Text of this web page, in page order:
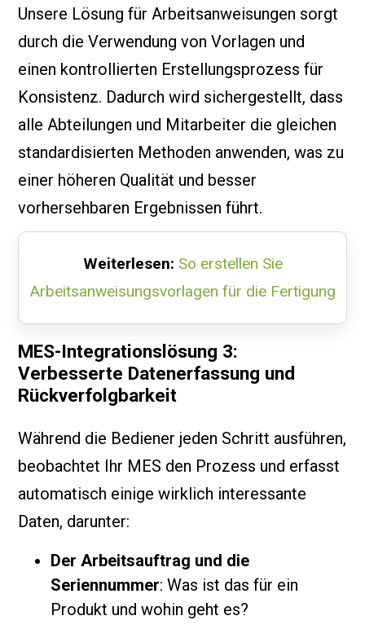
Unsere Lösung für Arbeitsanweisungen sorgt
durch die Verwendung von Vorlagen und
einen kontrollierten Erstellungsprozess für
Konsistenz. Dadurch wird sichergestellt, dass
alle Abteilungen und Mitarbeiter die gleichen
standardisierten Methoden anwenden, was zu
einer höheren Qualität und besser
vorhersehbaren Ergebnissen führt.
Weiterlesen: So erstellen Sie
Arbeitsanweisungsvorlagen für die Fertigung
MES-Integrationslösung 3:
Verbesserte Datenerfassung und
Rückverfolgbarkeit
Während die Bediener jeden Schritt ausführen,
beobachtet Ihr MES den Prozess und erfasst
automatisch einige wirklich interessante
Daten, darunter:
Der Arbeitsauftrag und die
Seriennummer: Was ist das für ein
Produkt und wohin geht es?